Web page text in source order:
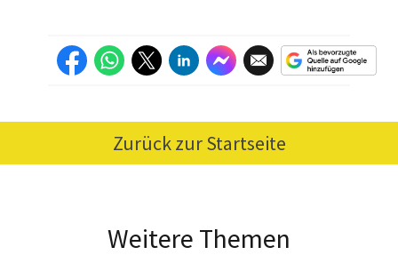
Zurück zur Startseite
Weitere Themen